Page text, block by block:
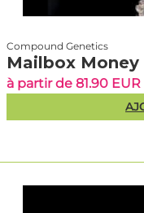
Compound Genetics
Mailbox Money
à partir de 81.90 EUR